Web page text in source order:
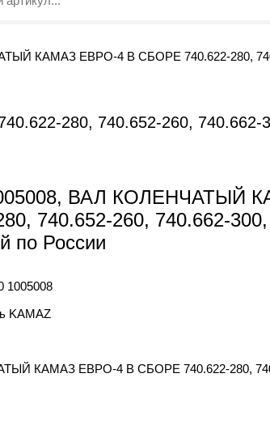
КАМАЗ ЕВРО-4 В СБОРЕ 740.622-280,
280, 740.652-260, 740.662-
ВАЛ КОЛЕНЧАТЫЙ
740.652-260, 740.662-
по России
1005008
KAMAZ
КАМАЗ ЕВРО-4 В СБОРЕ 740.622-280,